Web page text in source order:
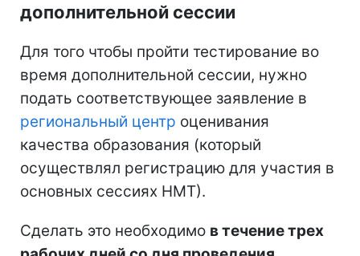
дополнительной сессии
Для того чтобы пройти тестирование во
время дополнительной сессии, нужно
подать соответствующее заявление в
региональный центр оценивания
качества образования (который
осуществлял регистрацию для участия в
основных сессиях НМТ).
Сделать это необходимо в течение трех